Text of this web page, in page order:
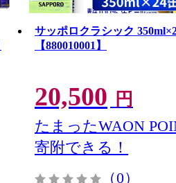
サッポロクラシック
【880010001】
20,500 円
たまったWAON
寄附できる！
（0）